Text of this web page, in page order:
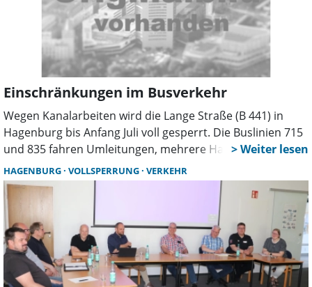
Einschränkungen im Busverkehr
Wegen Kanalarbeiten wird die Lange Straße (B 441) in
Hagenburg bis Anfang Juli voll gesperrt. Die Buslinien 715
und 835 fahren Umleitungen, mehrere Haltestellen
entfallen. Ersatzhaltestellen werden eingerichtet. Die
Üstra empfiehlt Fahrgästen, sich vorab zu informieren.
HAGENBURG VOLLSPERRUNG VERKEHR